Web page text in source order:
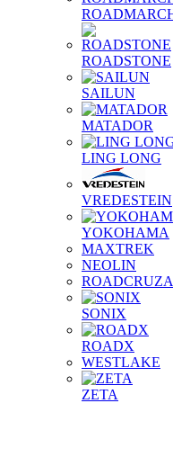
ROADSTONE
SAILUN
MATADOR
LING LONG
VREDESTEIN
YOKOHAMA
MAXTREK
NEOLIN
ROADCRUZA
SONIX
ROADX
WESTLAKE
ZETA